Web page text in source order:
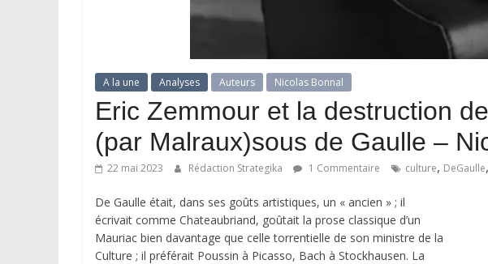
A la une Analyses Auteurs Nicolas Bonnal
Eric Zemmour et la destruction
(par Malraux)sous de Gaulle –
22 mai 2023 Rédaction Strategika 1 Commentaire culture, DeGaulle,
De Gaulle était, dans ses goûts artistiques, un « ancien » ; il
écrivait comme Chateaubriand, goûtait la prose classique d’un
Mauriac bien davantage que celle torrentielle de son ministre de la
Culture ; il préférait Poussin à Picasso, Bach à Stockhausen. La